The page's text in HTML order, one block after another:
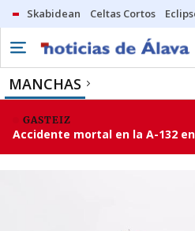
Skabidean Celtas Cortos
MANCHAS
GASTEIZ
Accidente mortal en la A-132